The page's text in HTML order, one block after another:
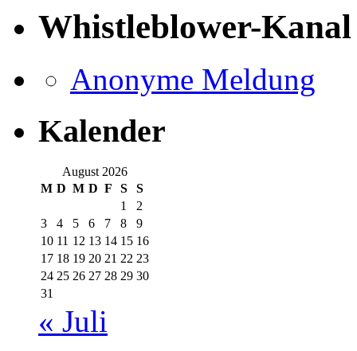
Whistleblower-Kanal
Anonyme Meldung
Kalender
August 2026
M D M D F S
S
1
2
3
4 5 6 7 8
9
10 11 12 13 14 15 16
17 18 19 20 21 22 23
24 25 26 27 28 29 30
31
« Juli